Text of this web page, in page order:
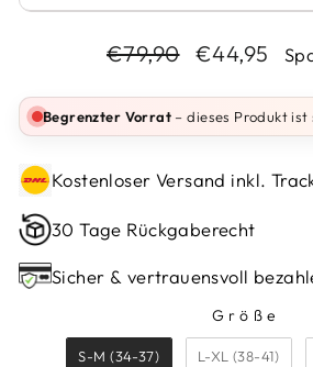
Normaler
€79,90 Sonderpreis
€44,95
Begrenzter Vorrat – dieses Produkt
Kostenloser Versand inkl.
30 Tage Rückgaberecht
Sicher & vertrauensvoll
Größe
GRÖSSE
S-M (34-37)
L-XL (38-41)